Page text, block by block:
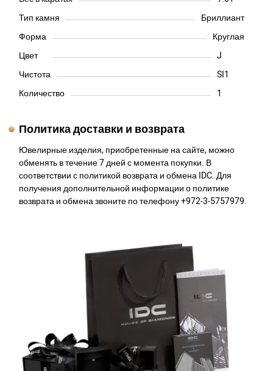
Тип камня
Бриллиант
Форма
Круглая
Цвет
J
Чистота
SI1
Количество
1
Политика доставки и возврата
Ювелирные изделия, приобретенные на сайте, можно
обменять в течение 7 дней с момента покупки. В
соответствии с политикой возврата и обмена IDC. Для
получения дополнительной информации о политике
возврата и обмена звоните по телефону +972-3-5757979.